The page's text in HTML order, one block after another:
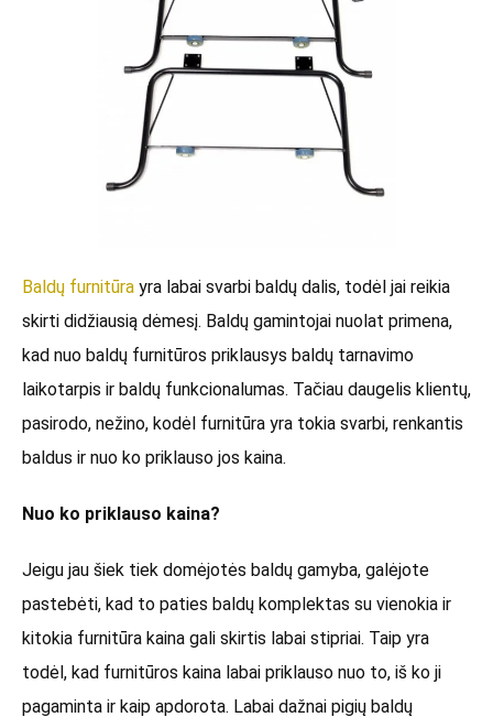
Baldų furnitūra yra labai svarbi baldų dalis, todėl jai reikia
skirti didžiausią dėmesį. Baldų gamintojai nuolat primena,
kad nuo baldų furnitūros priklausys baldų tarnavimo
laikotarpis ir baldų funkcionalumas. Tačiau daugelis klientų,
pasirodo, nežino, kodėl furnitūra yra tokia svarbi, renkantis
baldus ir nuo ko priklauso jos kaina.
Nuo ko priklauso kaina?
Jeigu jau šiek tiek domėjotės baldų gamyba, galėjote
pastebėti, kad to paties baldų komplektas su vienokia ir
kitokia furnitūra kaina gali skirtis labai stipriai. Taip yra
todėl, kad furnitūros kaina labai priklauso nuo to, iš ko ji
pagaminta ir kaip apdorota. Labai dažnai pigių baldų